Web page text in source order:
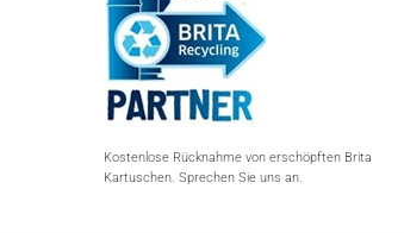
Kostenlose Rücknahme von erschöpften Brita
Kartuschen. Sprechen Sie uns an.